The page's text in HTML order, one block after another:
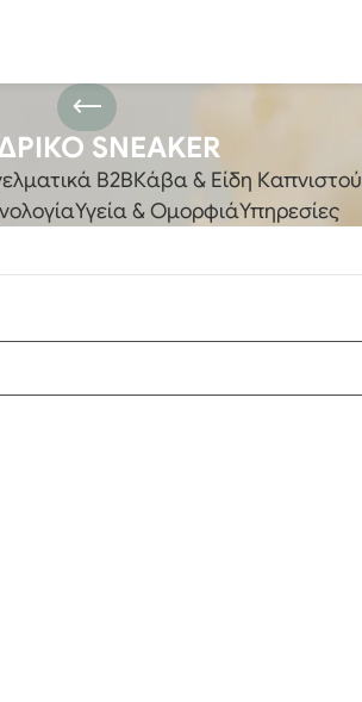
SNEAKER
B2BΚάβα & Είδη Καπνιστού
Υγεία & ΟμορφιάΥπηρεσίες